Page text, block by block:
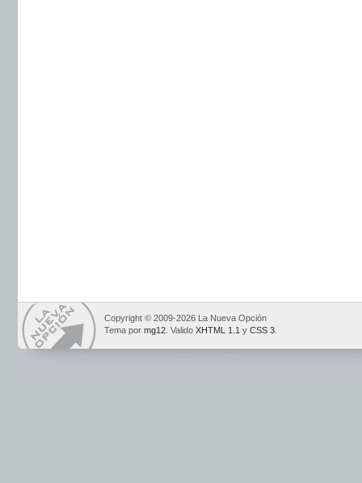
Copyright © 2009-2026 La Nueva Opción
Tema por mg12 . Valido XHTML 1.1 y CSS 3